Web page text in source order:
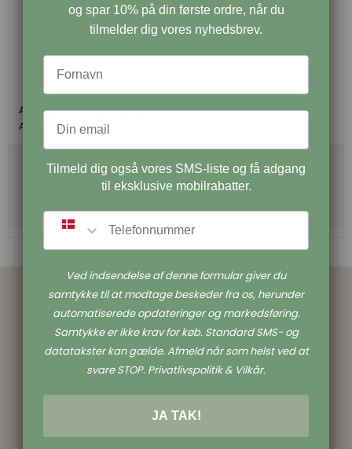
Allergenius - Spray Special balsam, 250ml
Allergenius
235,00 DKK
Vis produkt
Kontakt
Seleshoppen.dk
Søndergårdsvænget 16
5450 Otterup
CVR: 42157198
Tlf: 22976520
og spar 10% på din første ordre, når du
tilmelder dig vores nyhedsbrev.
Tilmeld dig også vores SMS-liste og få adgang
til eksklusive mobilrabatter.
SMS
Ved indsendelse af denne formular giver du
samtykke til at modtage beskeder fra os, herunder
automatiserede opdateringer og markedsføring.
Samtykke er ikke krav for køb. Standard SMS- og
datatakster kan gælde. Afmeld når som helst ved at
svare STOP. Privatlivspolitik & Vilkår.
JA TAK!